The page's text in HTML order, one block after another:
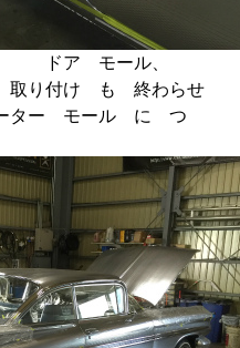
ドア モール、
り付け も 終わらせ
ー モール に つ